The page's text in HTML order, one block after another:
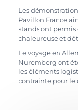
Les
Pavillon France
stands ont
chaleureuse et
Le voyage en
Nuremberg ont
les éléments
contrainte pour le